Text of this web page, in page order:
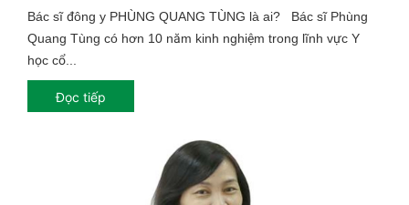
Bác sĩ đông y PHÙNG QUANG TÙNG là ai? Bác sĩ Phùng
Quang Tùng có hơn 10 năm kinh nghiệm trong lĩnh vực Y
học cổ...
Đọc tiếp